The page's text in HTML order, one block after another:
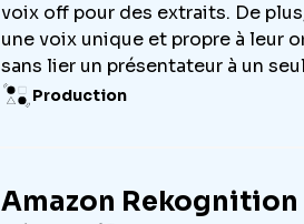
voix off pour des extraits. De
une voix unique et propre à leur
sans lier un présentateur à un
Production
Amazon Rekognition